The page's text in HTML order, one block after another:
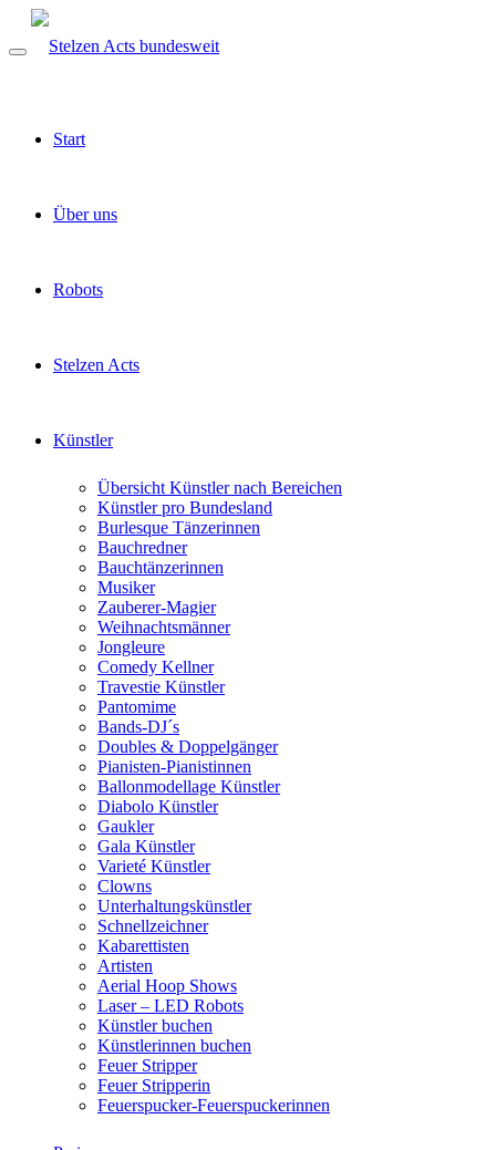
Start
Über uns
Robots
Stelzen Acts
Künstler
Übersicht Künstler nach Bereichen
Künstler pro Bundesland
Burlesque Tänzerinnen
Bauchredner
Bauchtänzerinnen
Musiker
Zauberer-Magier
Weihnachtsmänner
Jongleure
Comedy Kellner
Travestie Künstler
Pantomime
Bands-DJ´s
Doubles & Doppelgänger
Pianisten-Pianistinnen
Ballonmodellage Künstler
Diabolo Künstler
Gaukler
Gala Künstler
Varieté Künstler
Clowns
Unterhaltungskünstler
Schnellzeichner
Kabarettisten
Artisten
Aerial Hoop Shows
Laser – LED Robots
Künstler buchen
Künstlerinnen buchen
Feuer Stripper
Feuer Stripperin
Feuerspucker-Feuerspuckerinnen